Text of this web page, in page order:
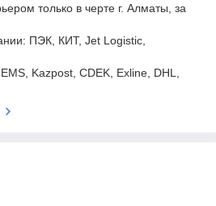
только в черте г. Алматы, за
ПЭК, КИТ, Jet Logistic,
Kazpost, CDEK, Exline, DHL,